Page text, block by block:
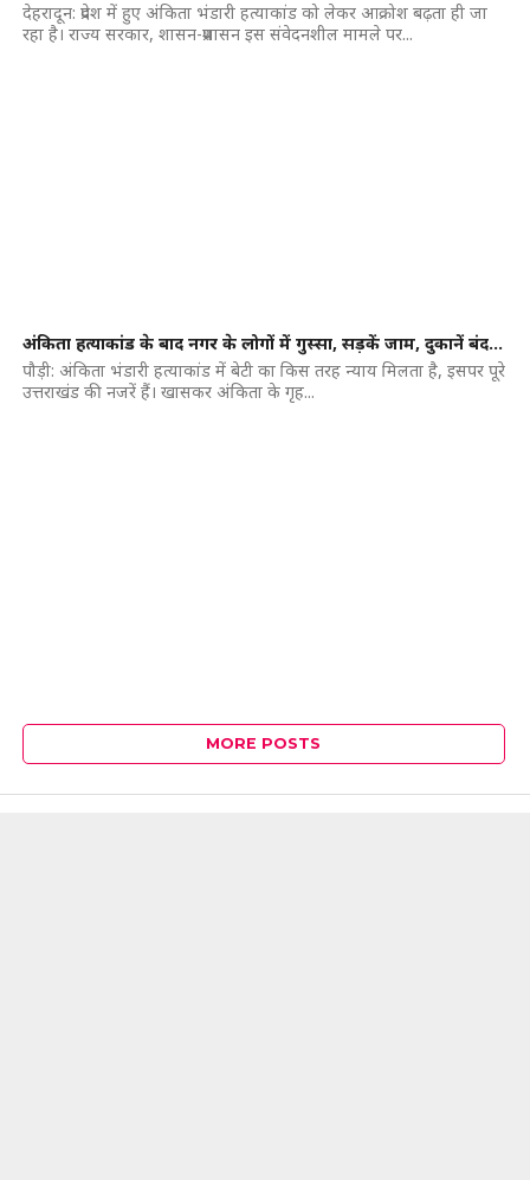
देहरादून: प्रदेश में हुए अंकिता भंडारी हत्याकांड को लेकर आक्रोश बढ़ता ही जा
रहा है। राज्य सरकार, शासन-प्रशासन इस संवेदनशील मामले पर...
अंकिता हत्याकांड के बाद नगर के लोगों में गुस्सा, सड़कें जाम, दुकानें बंद…
पौड़ी: अंकिता भंडारी हत्याकांड में बेटी का किस तरह न्याय मिलता है, इसपर पूरे
उत्तराखंड की नजरें हैं। खासकर अंकिता के गृह...
MORE POSTS